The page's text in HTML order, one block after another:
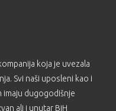
koja je uvezala
Svi naši uposleni kao i
dugogodišnje
ali i unutar BiH